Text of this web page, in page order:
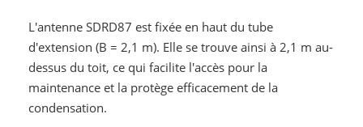
L'antenne SDRD87 est fixée en haut du tube
d'extension (B = 2,1 m). Elle se trouve ainsi à 2,1 m au-
dessus du toit, ce qui facilite l'accès pour la
maintenance et la protège efficacement de la
condensation.